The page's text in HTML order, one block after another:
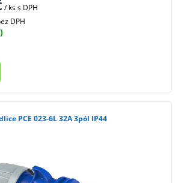
/ kss DPH
DPH
PCE 023-6L 32A 3pól IP44